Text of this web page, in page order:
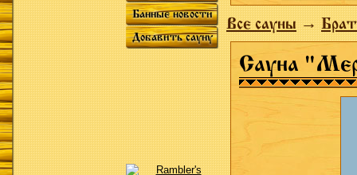
Банные новости
Добавить сауну
Все сауны→
Сауна